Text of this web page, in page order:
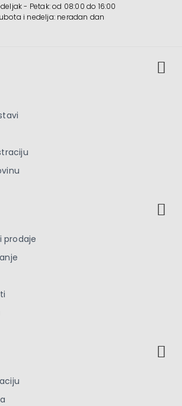
- Petak: od 08:00 do 16:00
i nedelja: neradan dan
prodaje